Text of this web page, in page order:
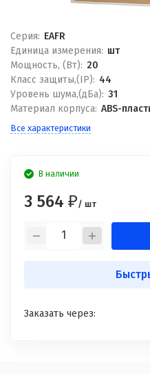
Серия: EAFR
Единица измерения: шт
Мощность, (Вт): 20
Класс защиты,(IP): 44
Уровень шума,(дБа): 31
Материал корпуса: ABS-
Все характеристики
В наличии
3 564 ₽/ шт
Заказать через: